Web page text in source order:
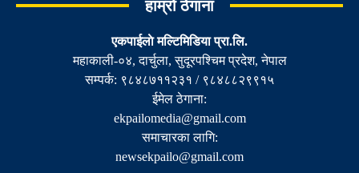
हाम्रो ठेगाना
एकपाईलाे मल्टिमिडिया प्रा.लि.
महाकाली-०४, दार्चुला, सुदूरपश्चिम प्रदेश, नेपाल
सम्पर्क: ९८४८७११२३१ / ९८४८८२९९१५
ईमेल ठेगाना:
ekpailomedia@gmail.com
समाचारका लागि:
newsekpailo@gmail.com